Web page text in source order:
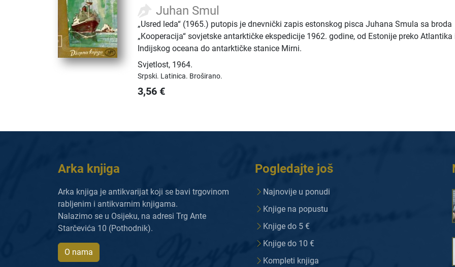
Juhan Smul
„Usred leda“ (1965.) putopis je dnevnički zapis estonskog pisca Juhana Smula sa broda
„Kooperacija“ sovjetske antarktičke ekspedicije 1962. godine, od Estonije preko Atlantika
Indijskog oceana do antarktičke stanice Mirni.
Svjetlost, 1964.
Srpski. Latinica. Broširano.
3,56 €
Arka knjiga
Arka knjiga je antikvarijat koji se bavi trgovinom
rabljenim i antikvarnim knjigama.
Nalazimo se u Osijeku, na adresi Trg Ante
Starčevića 10 (Pothodnik).
O nama
Pogledajte još
Najnovije u ponudi
Knjige na popustu
Knjige do 5 €
Knjige do 10 €
Kompleti knjiga